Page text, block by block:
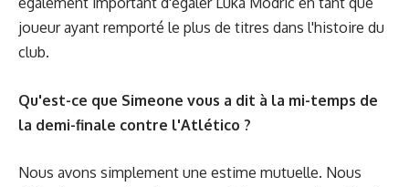
joueur ayant remporté le plus de titres dans l'histoire du
club.
Qu'est-ce que Simeone vous a dit à la mi-temps de
la demi-finale contre l'Atlético ?
Nous avons simplement une estime mutuelle. Nous